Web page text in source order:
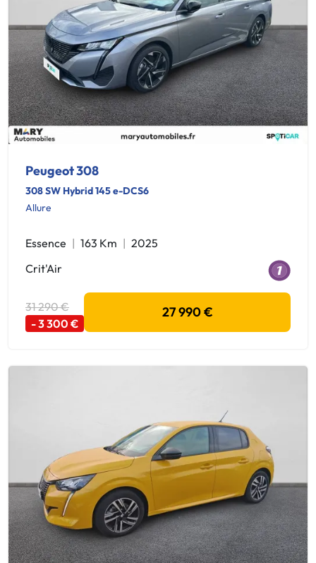
Peugeot 308
308 SW Hybrid 145 e-DCS6
Allure
Essence 163 Km
2025
Crit'Air
31 290 €
- 3 300 €
27 990 €